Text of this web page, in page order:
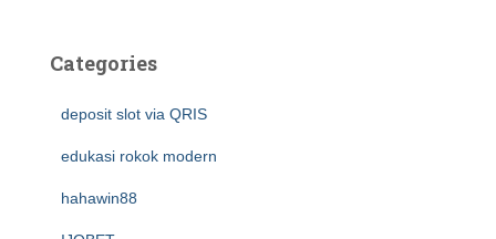
Categories
deposit slot via QRIS
edukasi rokok modern
hahawin88